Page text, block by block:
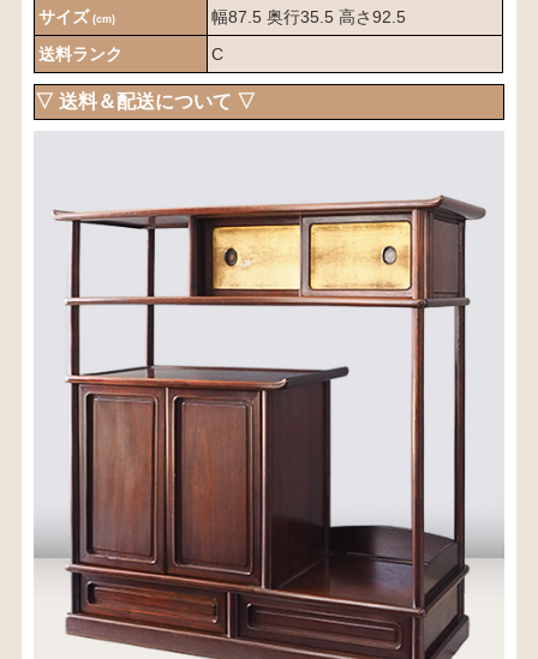
サイズ (cm)
幅87.5 奥行35.5 高さ92.5
送料ランク
C
▽ 送料＆配送について ▽
・商品代金に送料は含まれておりません。
・送料は、商品のサイズ・発送先地域によって異なり
ます。
・ご購入手続きを進める途中で「宅急便」を選択いた
だくと、自動的に送料が加算されます。
【送料を確認する】
お届け先、送料ランクを選択する事で送料が表
示されます。
お届け先
送料ランク